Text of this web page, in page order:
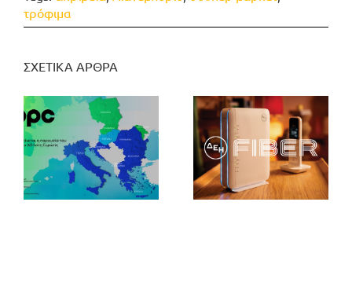
τρόφιμα
ΣΧΕΤΙΚΑ ΑΡΘΡΑ